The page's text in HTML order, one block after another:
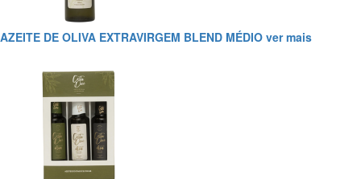
AZEITE DE OLIVA EXTRAVIRGEM BLEND MÉDIO ver mais